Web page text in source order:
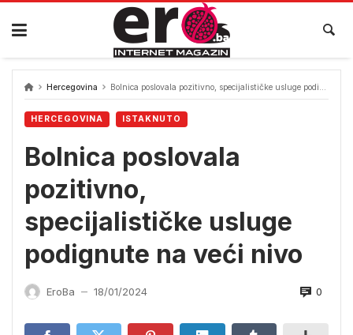
Skip
content
Hercegovina Bolnica poslovala pozitivno, specijalističke usluge podignute na veći nivo
HERCEGOVINA ISTAKNUTO
Bolnica poslovala
pozitivno,
specijalističke usluge
podignute na veći nivo
EroBa — 18/01/2024 0